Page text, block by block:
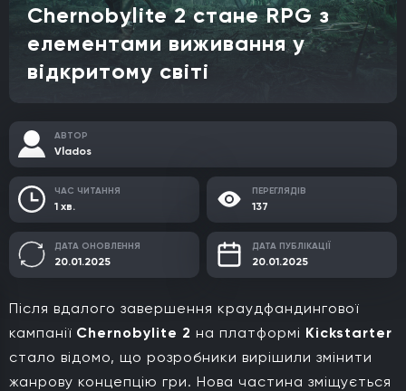
Chernobylite 2 стане RPG з
елементами виживання у
відкритому світі
АВТОР
Vlados
ЧАС ЧИТАННЯ
1 хв.
ПЕРЕГЛЯДІВ
137
ДАТА ОНОВЛЕННЯ
20.01.2025
ДАТА ПУБЛІКАЦІЇ
20.01.2025
Після вдалого завершення краудфандингової
кампанії Chernobylite 2 на платформі Kickstarter
стало відомо, що розробники вирішили змінити
жанрову концепцію гри. Нова частина зміщується